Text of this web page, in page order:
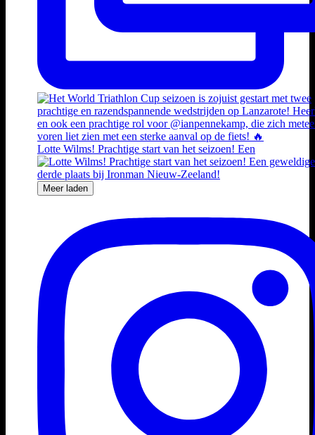
Lotte Wilms! Prachtige start van het seizoen! Een
Meer laden